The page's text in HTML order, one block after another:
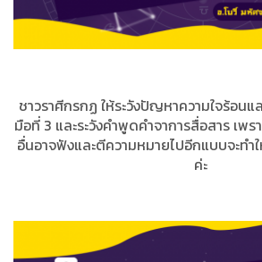
ชาวราศีกรกฏ ให้ระวังปัญหาความใจร้อนแล
มือที่ 3 และระวังคำพูดคำจาการสื่อสาร เพ
อื่นอาจฟังและตีความหมายไปอีกแบบจะทำ
ค่ะ